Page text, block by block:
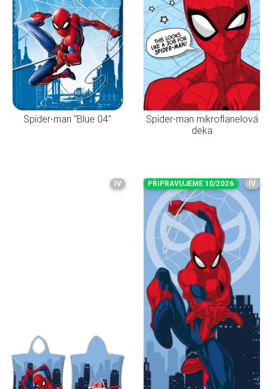
Spider-man "Blue 04"
Spider-man mikroflanelová
deka
IV PŘIPRAVUJEME 10/2026 IV